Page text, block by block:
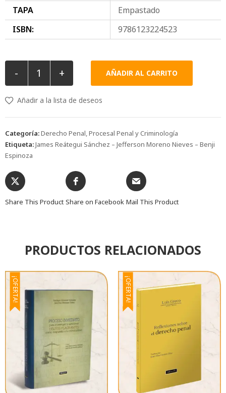
TAPA
Empastado
ISBN:
9786123224523
- + AÑADIR AL CARRITO
Añadir a la lista de deseos
Categoría:Derecho Penal, Procesal Penal y Criminología
Etiqueta:James Reátegui Sánchez – Jefferson Moreno Nieves – Benji
Espinoza
Share This Product Share on Facebook Mail This Product
PRODUCTOS RELACIONADOS
¡OFERTA! ¡OFERTA!